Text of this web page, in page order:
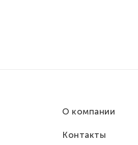
О компании
Контакты